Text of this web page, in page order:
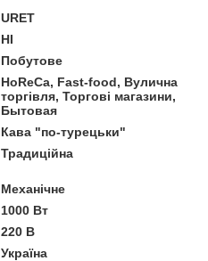
URET
НІ
Побутове
HoReCa, Fast-food, Вулична
торгівля, Торгові магазини,
Бытовая
Кава "по-турецьки"
Традиційна
Механічне
1000 Вт
220 В
Україна